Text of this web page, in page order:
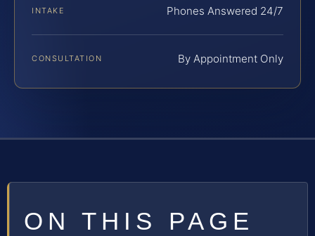
INTAKE Phones Answered 24/7
CONSULTATION By Appointment Only
ON THIS PAGE